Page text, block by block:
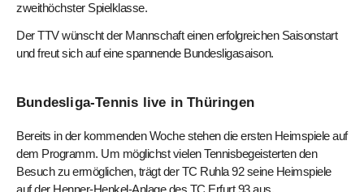
zweithöchster Spielklasse.
Der TTV wünscht der Mannschaft einen erfolgreichen Saisonstart
und freut sich auf eine spannende Bundesligasaison.
Bundesliga-Tennis live in Thüringen
Bereits in der kommenden Woche stehen die ersten Heimspiele auf
dem Programm. Um möglichst vielen Tennisbegeisterten den
Besuch zu ermöglichen, trägt der TC Ruhla 92 seine Heimspiele